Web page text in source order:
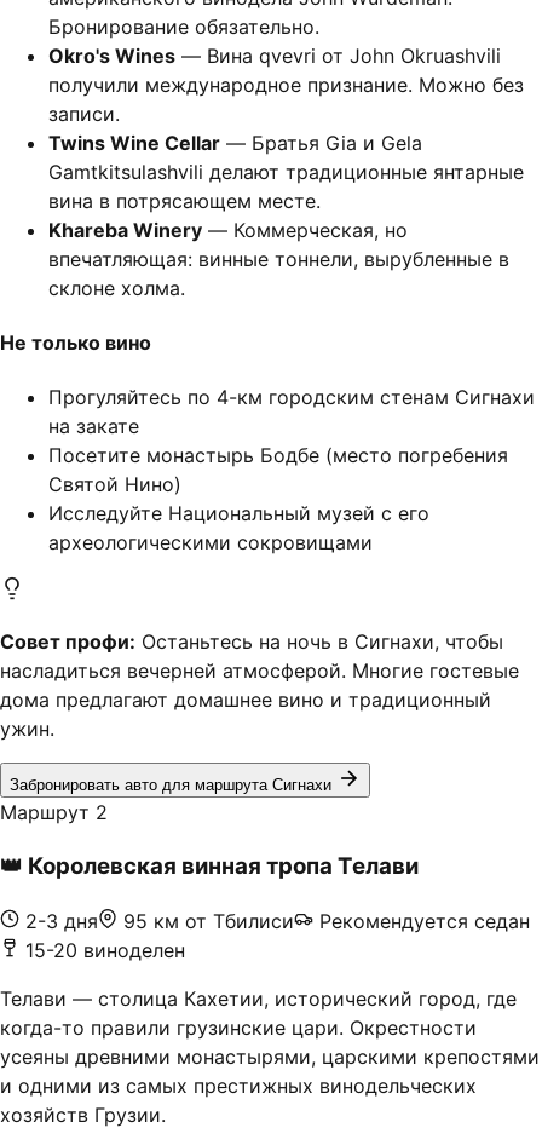
Бронирование обязательно.
Okro's Wines — Вина qvevri от John Okruashvili
получили международное признание. Можно без
записи.
Twins Wine Cellar — Братья Gia и Gela
Gamtkitsulashvili делают традиционные янтарные
вина в потрясающем месте.
Khareba Winery — Коммерческая, но
впечатляющая: винные тоннели, вырубленные в
склоне холма.
Не только вино
Прогуляйтесь по 4-км городским стенам Сигнахи
на закате
Посетите монастырь Бодбе (место погребения
Святой Нино)
Исследуйте Национальный музей с его
археологическими сокровищами
Совет профи: Останьтесь на ночь в Сигнахи, чтобы
насладиться вечерней атмосферой. Многие гостевые
дома предлагают домашнее вино и традиционный
ужин.
Забронировать авто для маршрута Сигнахи
Маршрут 2
👑 Королевская винная тропа Телави
2-3 дня 95 км от Тбилиси
Рекомендуется седан
15-20 виноделен
Телави — столица Кахетии, исторический город, где
когда-то правили грузинские цари. Окрестности
усеяны древними монастырями, царскими крепостями
и одними из самых престижных винодельческих
хозяйств Грузии.